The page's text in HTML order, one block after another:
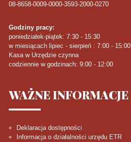
08-8658-0009-0000-3593-2000-0270
Godziny pracy:
poniedziałek-piątek: 7:30 - 15:30
w miesiącach lipiec - sierpień : 7:00 - 15:00
Kasa w Urzędzie czynna
codziennie w godzinach: 9:00 - 12:00
WAŻNEINFORMACJE
Deklaracja dostępności
Informacja o działalności urzędu ETR